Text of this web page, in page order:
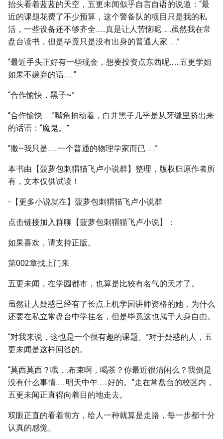
抬头看着蓝蓝的天空，五更未闻似乎自言自语的说道：“最
近的课题花费了不少预算，这个警备队的项目只是我的私
活，一些设备还不够齐全……真是让人苦恼呢……虽然我在常
盘台读书，但是毕竟只是没有出身的普通人家……”
“最近手头正好有一些现金，想要投资点东西呢……五更学姐
如果不嫌弃的话……”
“合作愉快，黑子~”
“合作愉快……”嘴角抽动着，白井黑子几乎是从牙缝里挤出来
的话语：“魔鬼。”
“撒~我只是……一个普通的物理学家而已……”
本书由【菠萝包刺猬猫飞卢小说群】整理，版权归原作者所
有，文本仅供试读！
-【更多小说就在】菠萝包刺猬猫飞卢小说群
点击链接加入群聊【菠萝包刺猬猫飞卢小说】：
如果喜欢，请支持正版。
第002章找上门来
五更未闻，在学园都市，也算是比较有名气的天才了。
虽然让人疑惑已经有了长点上机学园讲师资格的她，为什么
还要在私立常盘台中学挂名，但是毕竟这也属于人身自由。
“对我来说，这也是一个很有趣的课题。”对于疑惑的人，五
更未闻是这样回答的。
“莫西莫西？哦……布束啊，喝茶？你最近很清闲么？我倒是
没有什么事情……明天中午……好的。”走在常盘台的校区内，
五更未闻正直得向着目的地走去。
双眼正直的看着前方，给人一种就算是走路，每一步都十分
认真的感觉。